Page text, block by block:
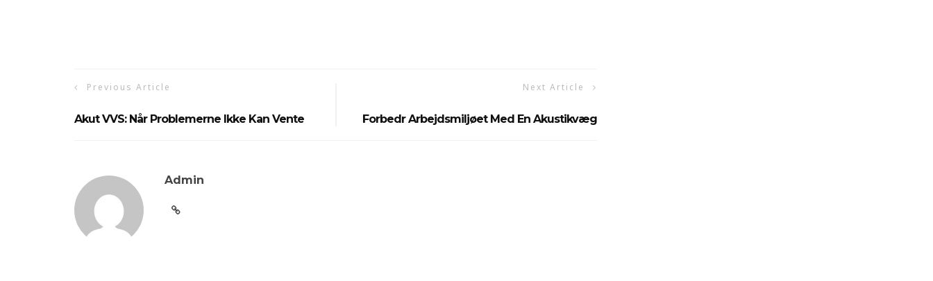
Previous Article
Akut VVS: Når Problemerne Ikke Kan Vente
Next Article
Forbedr Arbejdsmiljøet Med En Akustikvæg
Admin